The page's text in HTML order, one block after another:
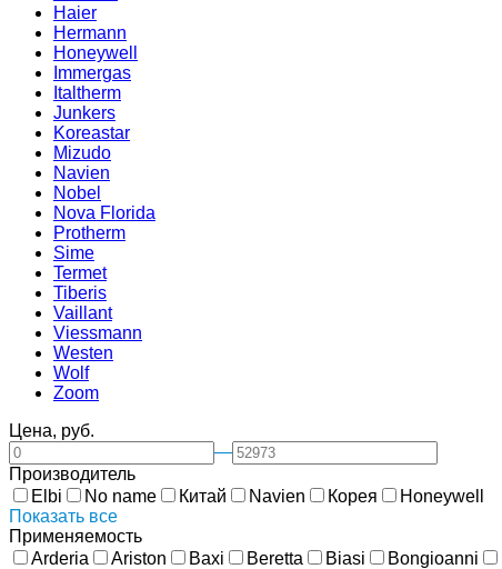
Haier
Hermann
Honeywell
Immergas
Italtherm
Junkers
Koreastar
Mizudо
Navien
Nobel
Nova Florida
Protherm
Sime
Termet
Tiberis
Vaillant
Viessmann
Westen
Wolf
Zoom
Цена, руб.
—
Производитель
Elbi
No name Китай Navien Корея
Honeywell
Показать все
Применяемость
Arderia
Ariston Baxi Beretta Biasi Bongioanni